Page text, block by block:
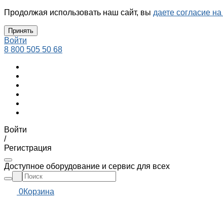
Продолжая использовать наш сайт, вы даете согласие
Принять
Войти
8 800 505 50 68
Войти
/
Регистрация
Доступное оборудование и сервис для всех
0Корзина